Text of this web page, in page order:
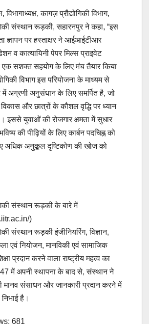
विभागाध्यक्ष, कागज़ प्रौद्योगिकी विभाग,
संस्थान रूड़की, सहारनपुर ने कहा, “इस
ज्ञापन पर हस्ताक्षर ने आईआईटीआर
व कात्यायिनी पेपर मिल्स प्राइवेट
एक सशक्त सहयोग के लिए मंच तैयार किया
विभाग इस परियोजना के माध्यम से
में अग्रणी अनुसंधान के लिए समर्पित है, जो
और छात्रों के कौशल वृद्धि पर ध्यान
इससे युवाओं की रोजगार क्षमता में सुधार
की पीढ़ियों के लिए कार्बन पदचिह्न को
अधिक अनुकूल दृष्टिकोण की खोज को
संस्थान रूड़की के बारे में
)
संस्थान रूड़की इंजीनियरिंग, विज्ञान,
एवं नियोजन, मानविकी एवं सामाजिक
प्रदान करने वाला राष्ट्रीय महत्व का
में अपनी स्थापना के बाद से, संस्थान ने
मानव संसाधन और जानकारी प्रदान करने में
है।
681